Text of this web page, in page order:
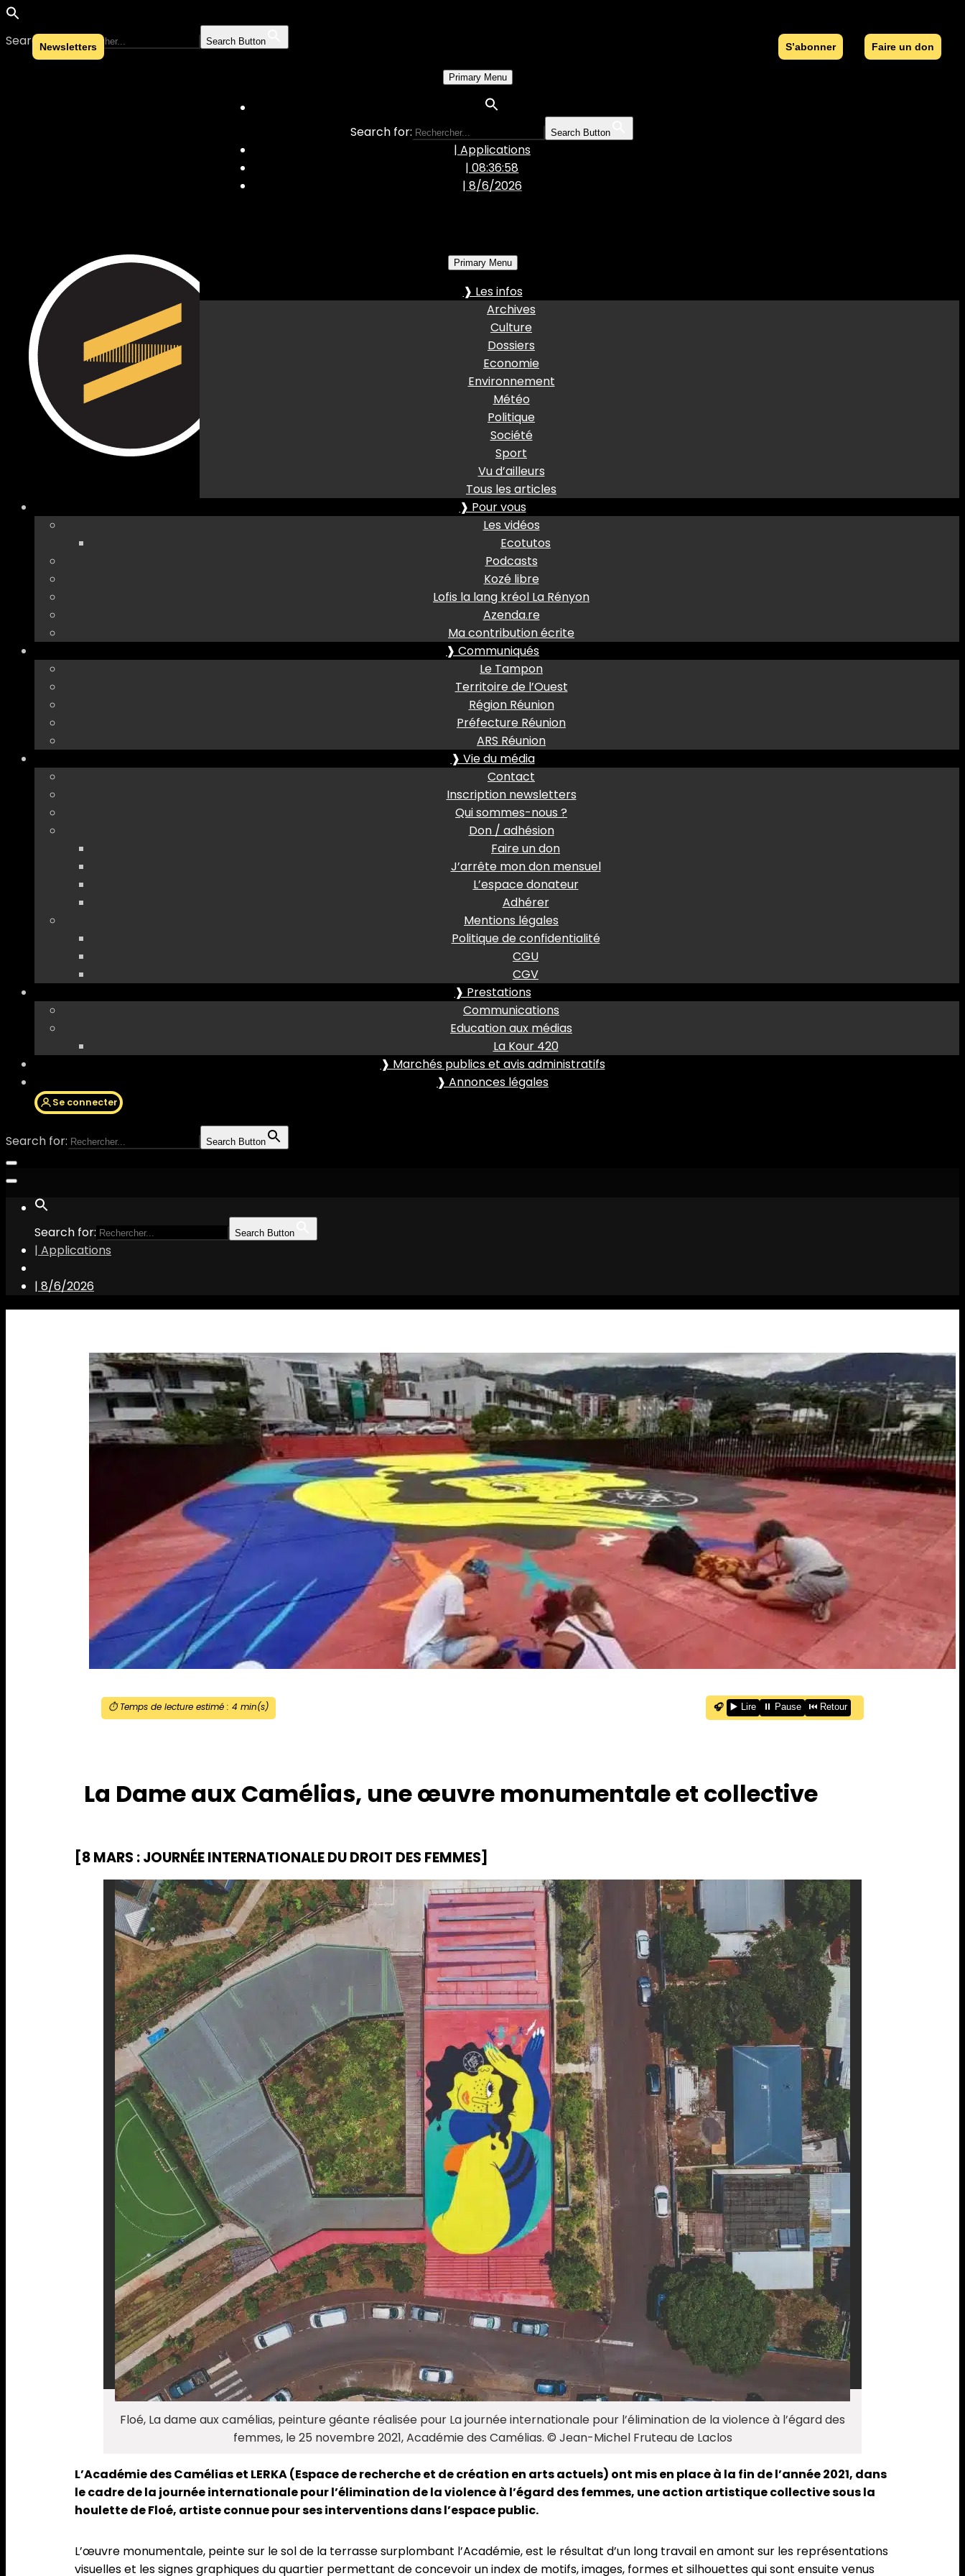
Search for: Search Button
Skip to content
Primary Menu
Search for: Search Button
| Applications
| 08:37:00
| 8/6/2026
Primary Menu
❱ Les infos
Archives
Culture
Dossiers
Economie
Environnement
Météo
Politique
Société
Sport
Vu d’ailleurs
Tous les articles
❱ Pour vous
Les vidéos
Ecotutos
Podcasts
Kozé libre
Lofis la lang kréol La Rényon
Azenda.re
Ma contribution écrite
❱ Communiqués
Le Tampon
Territoire de l’Ouest
Région Réunion
Préfecture Réunion
ARS Réunion
❱ Vie du média
Contact
Inscription newsletters
Qui sommes-nous ?
Don / adhésion
Faire un don
J’arrête mon don mensuel
L’espace donateur
Adhérer
Mentions légales
Politique de confidentialité
CGU
CGV
❱ Prestations
Communications
Education aux médias
La Kour 420
❱ Marchés publics et avis administratifs
❱ Annonces légales
Se connecter
Search for: Search Button
Search for: Search Button
| Applications
| 8/6/2026
⏱️ Temps de lecture estimé : 4 min(s) 🎧 ▶️ Lire ⏸️ Pause ⏮️ Retour
La Dame aux Camélias, une œuvre monumentale et collective
[8 MARS : JOURNÉE INTERNATIONALE DU DROIT DES FEMMES]
Floé, La dame aux camélias, peinture géante réalisée pour La journée internationale pour l’élimination de la violence à l’égard des
femmes, le 25 novembre 2021, Académie des Camélias. © Jean-Michel Fruteau de Laclos
L’Académie des Camélias et LERKA (Espace de recherche et de création en arts actuels) ont mis en place à la fin de l’année 2021, dans
le cadre de la journée internationale pour l’élimination de la violence à l’égard des femmes, une action artistique collective sous la
houlette de Floé, artiste connue pour ses interventions dans l’espace public.
L’œuvre monumentale, peinte sur le sol de la terrasse surplombant l’Académie, est le résultat d’un long travail en amont sur les représentations
visuelles et les signes graphiques du quartier permettant de concevoir un index de motifs, images, formes et silhouettes qui sont ensuite venus
S’abonner Faire un don
Newsletters